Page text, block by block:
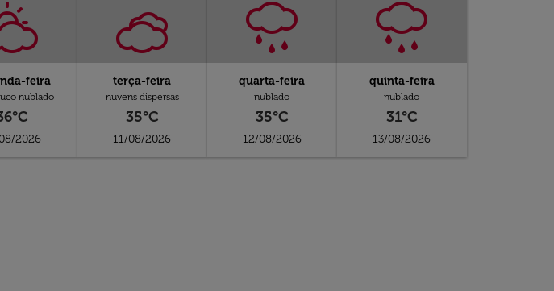
feira
nublado
2026
terça-feira
nuvens dispersas
35°C
11/08/2026
quarta-feira
nublado
35°C
12/08/2026
quinta-feira
nublado
31°C
13/08/2026